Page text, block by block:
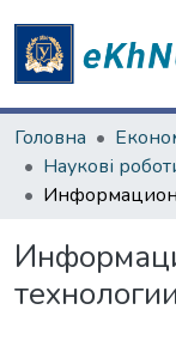
Головна